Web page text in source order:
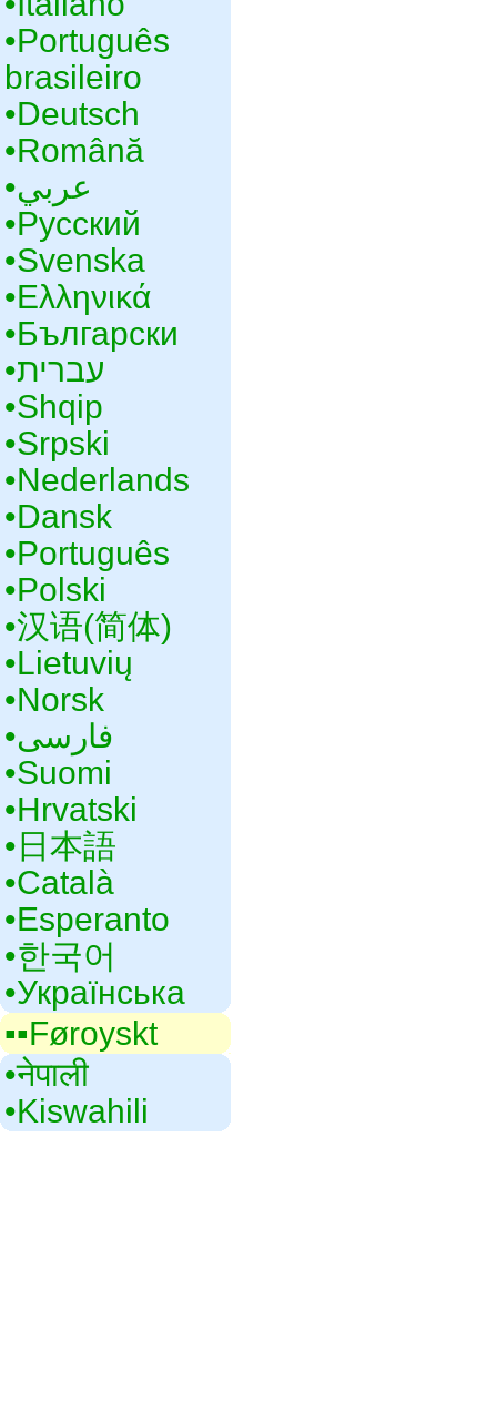
•‎Português
brasileiro
•‎Deutsch
•‎Română
•‎عربي
•‎Русский
•‎Svenska
•‎Ελληνικά
•‎Български
•‎עברית
•‎Shqip
•‎Srpski
•‎Nederlands
•‎Dansk
•‎Português
•‎Polski
•‎汉语(简体)
•‎Lietuvių
•‎Norsk
•‎فارسی
•‎Suomi
•‎Hrvatski
•‎日本語
•‎Català
•‎Esperanto
•‎한국어
•‎Українська
▪▪‎Føroyskt
•‎नेपाली
•‎Kiswahili